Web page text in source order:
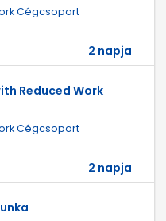
Cégcsoport
2 napja
Reduced Work
Cégcsoport
2 napja